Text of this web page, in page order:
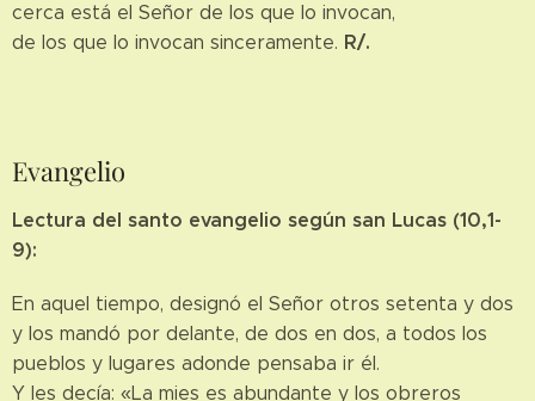
cerca está el Señor de los que lo invocan,
de los que lo invocan sinceramente. R/.
Evangelio
Lectura del santo evangelio según san Lucas (10,1-
9):
En aquel tiempo, designó el Señor otros setenta y dos
y los mandó por delante, de dos en dos, a todos los
pueblos y lugares adonde pensaba ir él.
Y les decía: «La mies es abundante y los obreros